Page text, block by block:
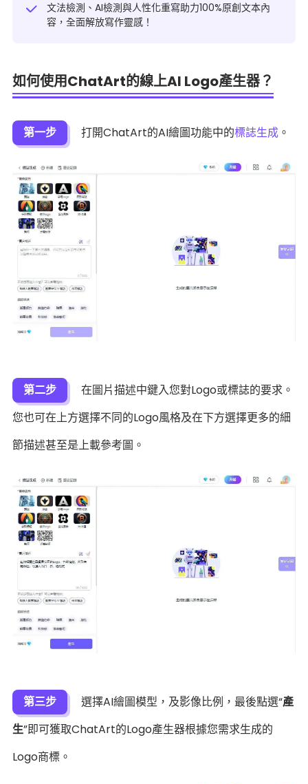
文法檢測、 AI檢測與人性化重寫助力100%原創文本內
容，全面解放寫作靈感！
如何使用ChatArt的線上AI Logo產生器？
第一步 打開ChatArt的AI繪圖功能中的標誌生成 。
第二步
在圖片描述中鍵入您對Logo或標誌的要求。
您也可在上方選擇不同的Logo風格及在下方選擇更多的細
節描述甚至是上載參考圖。
第三步 選擇AI繪圖模型，及影像比例，最後點選“產
生”即可獲取ChatArt的Logo產生器根據您需求生成的
Logo商標。